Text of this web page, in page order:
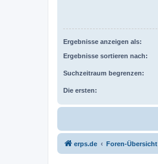
Ergebnisse anzeigen als:
Ergebnisse sortieren nach:
Suchzeitraum begrenzen:
Die ersten:
erps.de Foren-Übersicht